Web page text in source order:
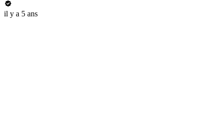
il y a 5 ans